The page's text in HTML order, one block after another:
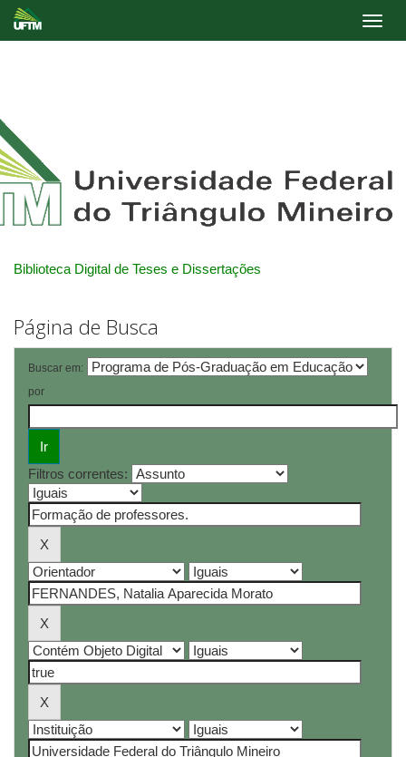
Biblioteca Digital de Teses e Dissertações
Página de Busca
Buscar em:
por
Filtros correntes: